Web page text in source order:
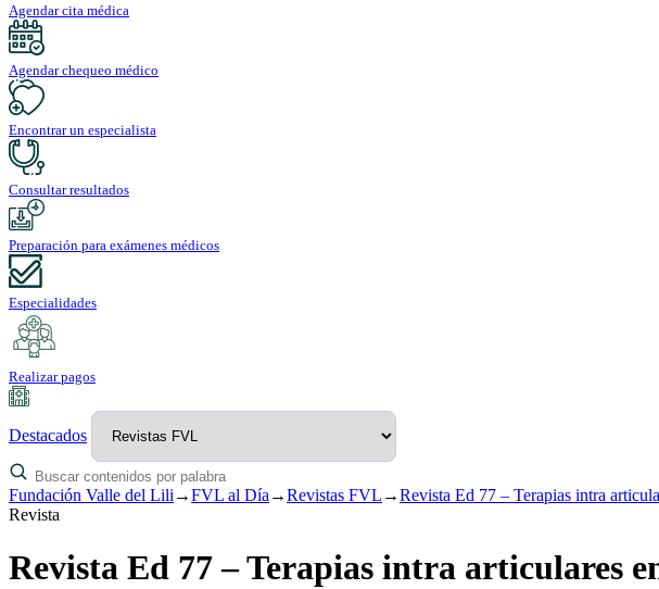
Agendar cita médica
Agendar chequeo médico
Encontrar un especialista
Consultar resultados
Preparación para exámenes médicos
Especialidades
Realizar pagos
Destacados
Fundación Valle del Lili →FVL al Día →Revistas FVL →Revista Ed 77 – Terapias intra
Revista
Revista Ed 77 – Terapias intra articulares